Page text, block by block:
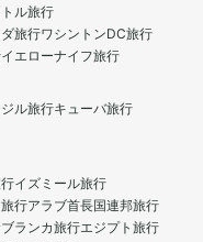
ル旅行
旅行ワシントンDC旅行
イエローナイフ旅行
ル旅行キューバ旅行
イズミール旅行
行アラブ首長国連邦旅行
ランカ旅行エジプト旅行